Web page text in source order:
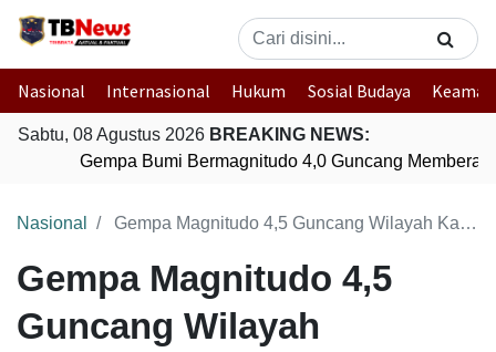
Nasional Internasional Hukum Sosial Budaya
Sabtu, 08 Agustus 2026 BREAKING NEWS:
Gempa Bumi Bermagnitudo 4,0 Guncang
Nasional Gempa Magnitudo 4,5 Guncang Wilayah Kabupaten Malang, Jawa Timur
Gempa Magnitudo 4,5
Guncang Wilayah